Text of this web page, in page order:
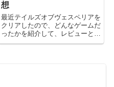
想
最近テイルズオブヴェスペリアを
クリアしたので、どんなゲームだ
ったかを紹介して、レビューと感
想を書きました。2008年に出た